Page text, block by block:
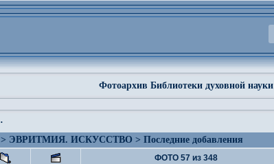
Фотоархив Библиотеки духовной науки
·
> ЭВРИТМИЯ. ИСКУССТВО > Последние добавления
ФОТО 57 из 348